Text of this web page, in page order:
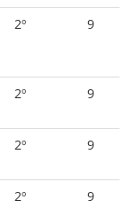
2º 9
2º 9
2º 9
2º 9